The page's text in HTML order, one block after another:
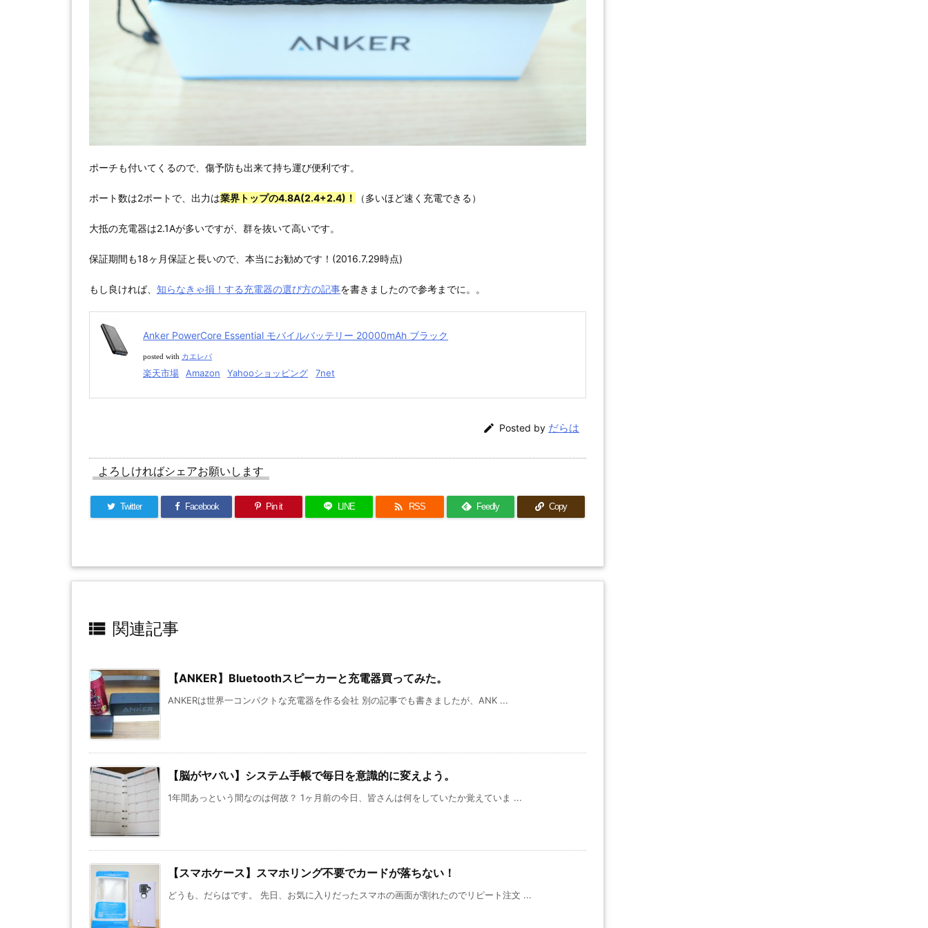
ポーチも付いてくるので、傷予防も出来て持ち運び便利です。
ポート数は2ポートで、出力は業界トップの4.8A(2.4+2.4)！ （多いほど速く充電できる）
大抵の充電器は2.1Aが多いですが、群を抜いて高いです。
保証期間も18ヶ月保証と長いので、本当にお勧めです！(2016.7.29時点)
もし良ければ、 知らなきゃ損！する充電器の選び方の記事を書きましたので参考までに。。
Anker PowerCore Essential モバイルバッテリー 20000mAh ブラック
posted with カエレバ
楽天市場 Amazon Yahooショッピング 7net
 Posted by だらは
よろしければシェアお願いします
Twitter Facebook Pin it LINE  RSS Feedly Copy
 関連記事
【ANKER】Bluetoothスピーカーと充電器買ってみた。
ANKERは世界一コンパクトな充電器を作る会社 別の記事でも書きましたが、ANK ...
【脳がヤバい】システム手帳で毎日を意識的に変えよう。
1年間あっという間なのは何故？ 1ヶ月前の今日、皆さんは何をしていたか覚えていま ...
【スマホケース】スマホリング不要でカードが落ちない！
どうも、だらはです。 先日、お気に入りだったスマホの画面が割れたのでリピート注文 ...